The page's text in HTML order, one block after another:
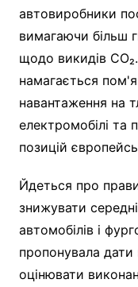
автовиробники
вимагаючи більш
щодо викидів
намагається
навантаження на
електромобілі та
позицій
Йдеться про
знижувати
автомобілів і
пропонувала дати
оцінювати